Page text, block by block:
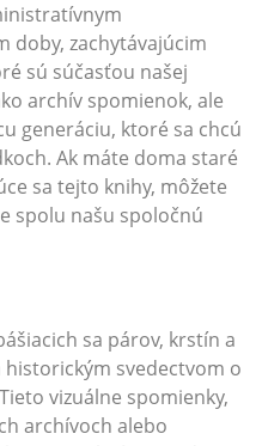
doby, zachytávajúcim
sú súčasťou našej
archív spomienok, ale
generáciu, ktoré sa chcú
Ak máte doma staré
sa tejto knihy, môžete
spolu našu spoločnú
sa párov, krstín a
svedectvom o
vizuálne spomienky,
archívoch alebo